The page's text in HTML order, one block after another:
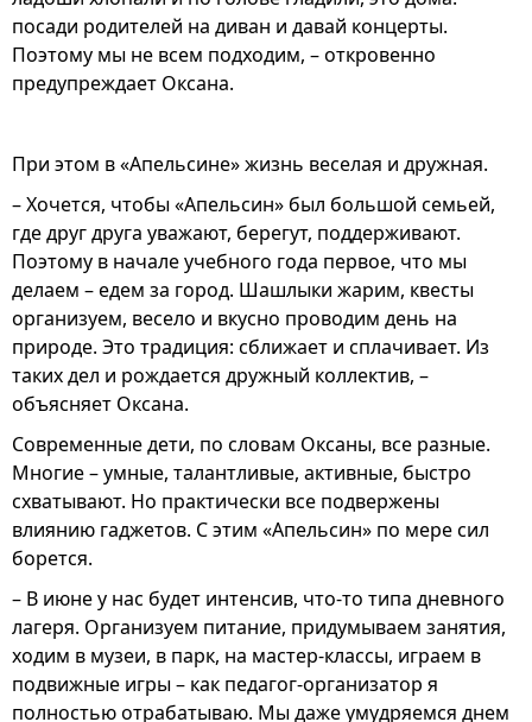
посади родителей на диван и давай концерты.
Поэтому мы не всем подходим, – откровенно
предупреждает Оксана.
При этом в «Апельсине» жизнь веселая и дружная.
– Хочется, чтобы «Апельсин» был большой семьей,
где друг друга уважают, берегут, поддерживают.
Поэтому в начале учебного года первое, что мы
делаем – едем за город. Шашлыки жарим, квесты
организуем, весело и вкусно проводим день на
природе. Это традиция: сближает и сплачивает. Из
таких дел и рождается дружный коллектив, –
объясняет Оксана.
Современные дети, по словам Оксаны, все разные.
Многие – умные, талантливые, активные, быстро
схватывают. Но практически все подвержены
влиянию гаджетов. С этим «Апельсин» по мере сил
борется.
– В июне у нас будет интенсив, что-то типа дневного
лагеря. Организуем питание, придумываем занятия,
ходим в музеи, в парк, на мастер-классы, играем в
подвижные игры – как педагог-организатор я
полностью отрабатываю. Мы даже умудряемся днем